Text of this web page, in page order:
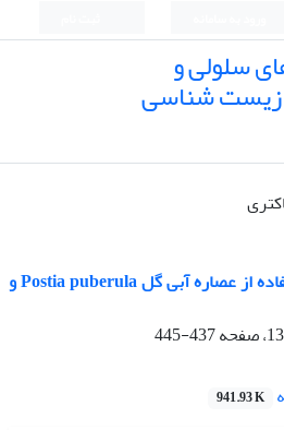
سلولی و
زیست شناسی
بیوسنتز نانوذرات مس با استفاده از عصاره آبی گل Postia puberula و
437-445
941.93 K